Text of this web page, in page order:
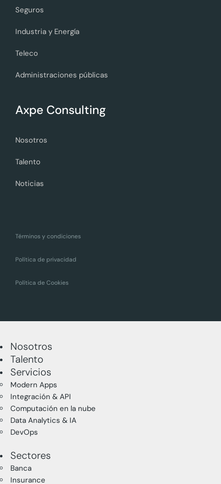
Seguros
Industria y Energía
Teleco
Administraciones públicas
Axpe Consulting
Nosotros
Talento
Noticias
Términos y condiciones
Política de privacidad
Política de Cookies
Nosotros
Talento
Servicios
Modern Apps
Integración & API
Computación en la nube
Data Analytics & IA
DevOps
Sectores
Banca
Insurance